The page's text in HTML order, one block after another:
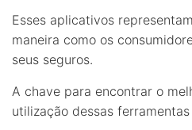
Esses aplicativos
maneira como os
seus seguros.
A chave para encontrar o
utilização dessas